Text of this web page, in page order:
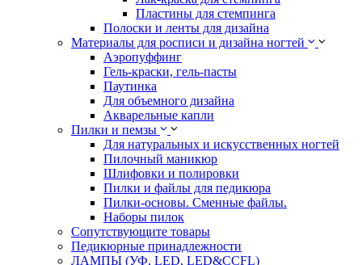
Пластины для стемпинга
Полоски и ленты для дизайна
Материалы для росписи и дизайна ногтей
Аэропуффинг
Гель-краски, гель-пасты
Паутинка
Для объемного дизайна
Акварельные капли
Пилки и пемзы
Для натуральных и искусственных ногтей
Пилочный маникюр
Шлифовки и полировки
Пилки и файлы для педикюра
Пилки-основы. Сменные файлы.
Наборы пилок
Сопутствующите товары
Педикюрные принадлежности
ЛАМПЫ (УФ, LED, LED&CCFL)